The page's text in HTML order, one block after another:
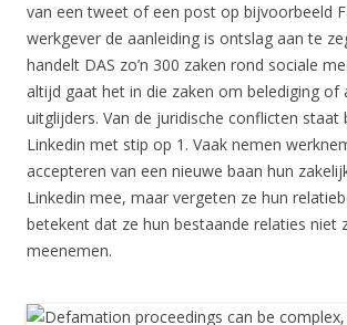
van een tweet of een post op bijvoorbeeld
werkgever de aanleiding is ontslag aan te
handelt DAS zo’n 300 zaken rond sociale
altijd gaat het in die zaken om belediging of
uitglijders. Van de juridische conflicten staat
Linkedin met stip op 1. Vaak nemen
accepteren van een nieuwe baan hun
Linkedin mee, maar vergeten ze hun
betekent dat ze hun bestaande relaties niet
meenemen.